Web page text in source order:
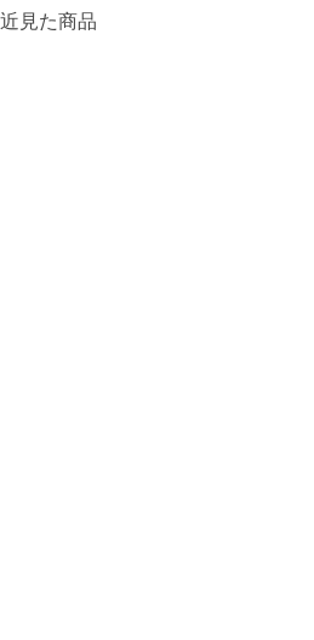
見た商品